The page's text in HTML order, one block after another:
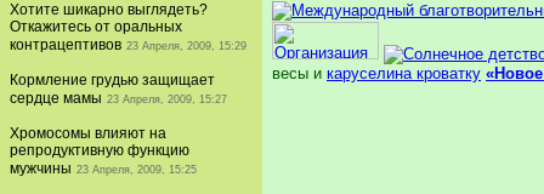
Хотите шикарно выглядеть?
Откажитесь от оральных
контрацептивов 23 Апреля, 2009, 15:29
Кормление грудью защищает
сердце мамы 23 Апреля, 2009, 15:27
Хромосомы влияют на
репродуктивную функцию
мужчины 23 Апреля, 2009, 15:25
весы и каруселина кроватку